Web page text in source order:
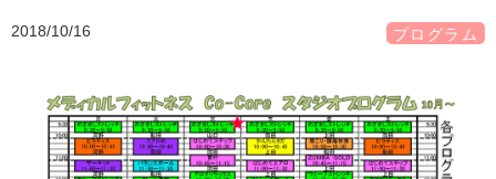
2018/10/16 プログラム